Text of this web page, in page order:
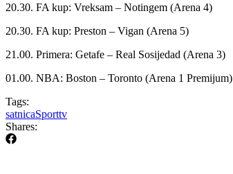
20.30. FA kup: Vreksam – Notingem (Arena 4)
20.30. FA kup: Preston – Vigan (Arena 5)
21.00. Primera: Getafe – Real Sosijedad (Arena 3)
01.00. NBA: Boston – Toronto (Arena 1 Premijum)
Tags:
satnicaSporttv
Shares: